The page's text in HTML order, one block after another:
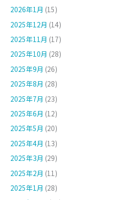
2026年1月 (15)
2025年12月 (14)
2025年11月 (17)
2025年10月 (28)
2025年9月 (26)
2025年8月 (28)
2025年7月 (23)
2025年6月 (12)
2025年5月 (20)
2025年4月 (13)
2025年3月 (29)
2025年2月 (11)
2025年1月 (28)